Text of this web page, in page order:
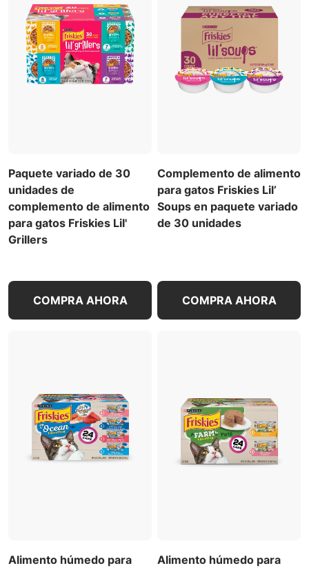
Paquete variado de 30
unidades de
complemento de alimento
para gatos Friskies Lil'
Grillers
COMPRA AHORA
Complemento de alimento
para gatos Friskies Lil’
Soups en paquete variado
de 30 unidades
COMPRA AHORA
Alimento húmedo para
Alimento húmedo para